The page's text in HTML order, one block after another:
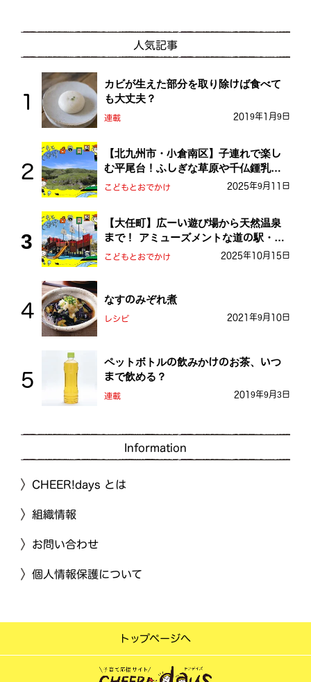
人気記事
カビが生えた部分を取り除けば食べて
も大丈夫？
連載 2019年1月9日
【北九州市・小倉南区】子連れで楽し
む平尾台！ふしぎな草原や千仏鍾乳洞
を探検しよう！
こどもとおでかけ 2025年9月11日
【大任町】広ーい遊び場から天然温泉
まで！ アミューズメントな道の駅・お
おとう桜街道
こどもとおでかけ 2025年10月15日
なすのみぞれ煮
レシピ 2021年9月10日
ペットボトルの飲みかけのお茶、いつ
まで飲める？
連載 2019年9月3日
Information
CHEER!days とは
組織情報
お問い合わせ
個人情報保護について
トップページへ